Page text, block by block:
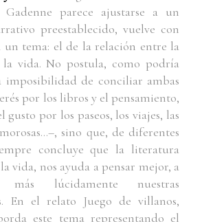
parece ajustarse a un
preestablecido, vuelve con
un tema: el de la relación entre la
vida. No postula, como podría
imposibilidad de conciliar ambas
por los libros y el pensamiento,
gusto por los paseos, los viajes, las
sino que, de diferentes
concluye que la literatura
vida, nos ayuda a pensar mejor, a
más lúcidamente nuestras
En el relato Juego de villanos,
este tema representando el